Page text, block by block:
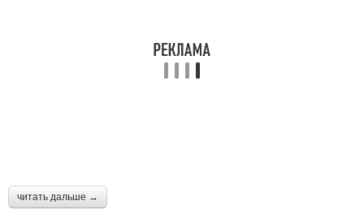
читать дальше →